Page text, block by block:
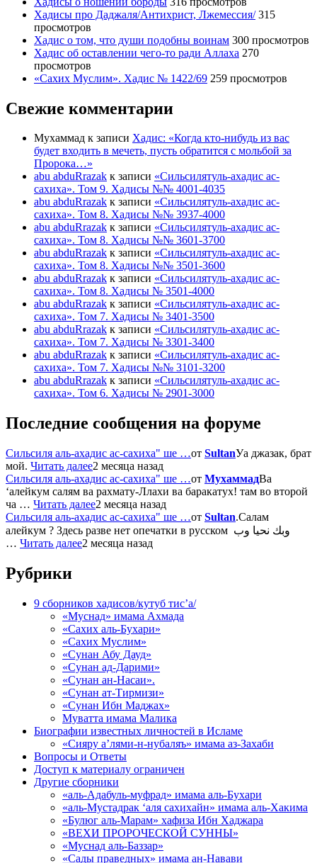
Хадисы про Даджаля/Антихрист, Лжемессия/ 315
просмотров
Хадис о том, что души подобны воинам 300 просмотров
Хадис об оставлении чего-то ради Аллаха 270
просмотров
«Сахих Муслим». Хадис № 1422/69 259 просмотров
Свежие комментарии
Мухаммад к записи Хадис: «Когда кто-нибудь из вас
будет входить в мечеть, пусть обратится с мольбой за
Пророка…»
abu abduRrazak к записи «Сильсилятуль-ахадис ас-
сахиха». Том 9. Хадисы №№ 4001-4035
abu abduRrazak к записи «Сильсилятуль-ахадис ас-
сахиха». Том 8. Хадисы №№ 3937-4000
abu abduRrazak к записи «Сильсилятуль-ахадис ас-
сахиха». Том 8. Хадисы №№ 3601-3700
abu abduRrazak к записи «Сильсилятуль-ахадис ас-
сахиха». Том 8. Хадисы №№ 3501-3600
abu abduRrazak к записи «Сильсилятуль-ахадис ас-
сахиха». Том 8. Хадисы № 3501-4000
abu abduRrazak к записи «Сильсилятуль-ахадис ас-
сахиха». Том 7. Хадисы № 3401-3500
abu abduRrazak к записи «Сильсилятуль-ахадис ас-
сахиха». Том 7. Хадисы № 3301-3400
abu abduRrazak к записи «Сильсилятуль-ахадис ас-
сахиха». Том 7. Хадисы №№ 3101-3200
abu abduRrazak к записи «Сильсилятуль-ахадис ас-
сахиха». Том 6. Хадисы № 2901-3000
Последние сообщения на форуме
Сильсиля аль-ахадис ас-сахиха" ше …от SultanУа джазак, брат
мой. Читать далее2 месяца назад
Сильсиля аль-ахадис ас-сахиха" ше …от МухаммадВа
‘алейкум салям ва рахмату-Ллахи ва баракатух! там во второй
ча … Читать далее2 месяца назад
Сильсиля аль-ахадис ас-сахиха" ше …от Sultan.Салам
алейкум ? Здесь разве нет опечатки в русском وبك نحيا وب
… Читать далее2 месяца назад
Рубрики
9 сборников хадисов/кутуб тис’а/
«Муснад» имама Ахмада
«Сахих аль-Бухари»
«Сахих Муслим»
«Сунан Абу Дауд»
«Сунан ад-Дарими»
«Сунан ан-Насаи».
«Сунан ат-Тирмизи»
«Сунан Ибн Маджах»
Муватта имама Малика
Биографии известных личностей в Исламе
«Сияру а’лями-н-нубаляъ» имама аз-Захаби
Вопросы и Ответы
Доступ к материалу ограничен
Другие сборники
«аль-Адабуль-муфрад» имама аль-Бухари
«аль-Мустадрак ‘аля сахихайн» имама аль-Хакима
«Булюг аль-Марам» хафиза Ибн Хаджара
«ВЕХИ ПРОРОЧЕСКОЙ СУННЫ»
«Муснад аль-Баззар»
«Сады праведных» имама ан-Навави